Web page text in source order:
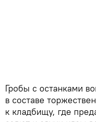
Гробы с останками
в составе
к кладбищу, где